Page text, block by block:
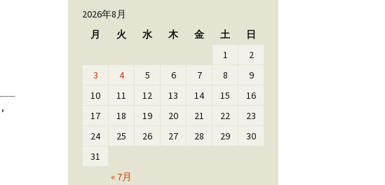
,
2026年8月
月
火 水 木 金 土 日
« 7月
1
2
3
4 5 6 7 8
9
10
11 12 13 14 15
16
17
18 19 20 21 22
23
24
25 26 27 28 29
30
31